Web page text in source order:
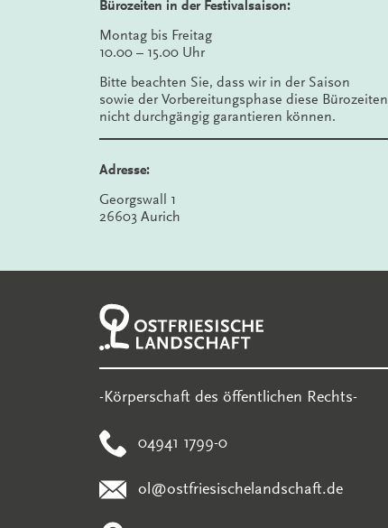
Bürozeiten in der Festivalsaison:
Montag bis Freitag
10.00 – 15.00 Uhr
Bitte beachten Sie, dass wir in der Saison
sowie der Vorbereitungsphase diese Bürozeiten
nicht durchgängig garantieren können.
Adresse:
Georgswall 1
26603 Aurich
-Körperschaft des öffentlichen Rechts-
04941 1799-0
ol@ostfriesischelandschaft.de